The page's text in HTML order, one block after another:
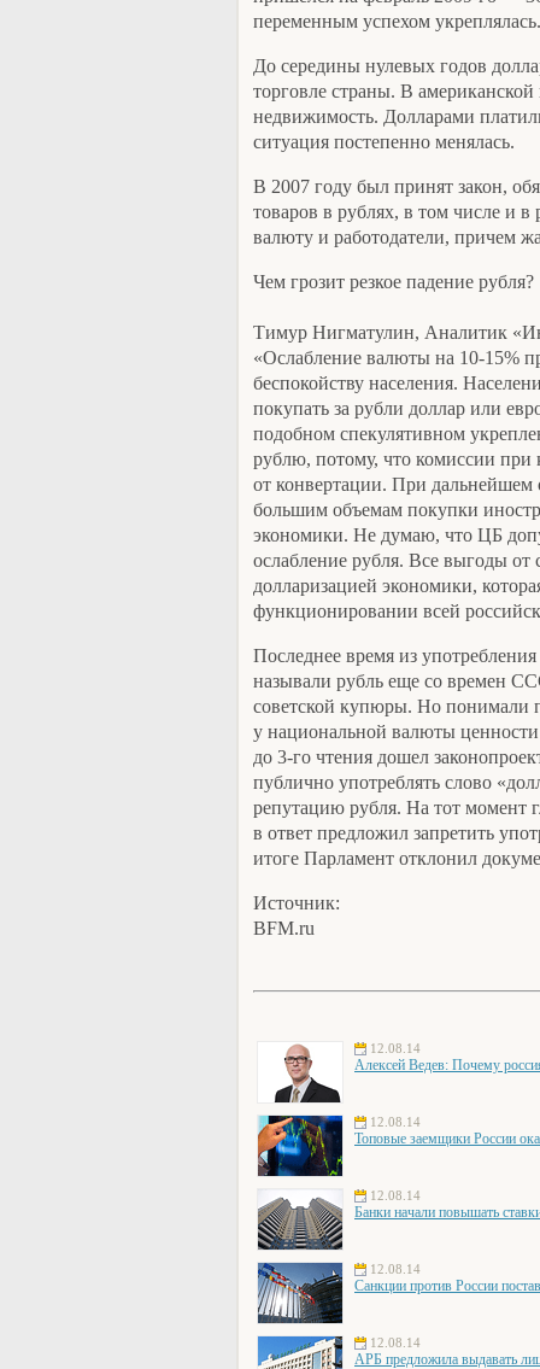
переменным успехом
До середины нулевых годов
торговле страны. В
недвижимость. Долларами
ситуация постепенно менялась.
В 2007 году был принят закон,
товаров в рублях, в том числе и
валюту и работодатели, причем
Чем грозит резкое падение рубля?
Тимур Нигматулин, Аналитик
«Ослабление валюты на 10-15%
беспокойству населения.
покупать за рубли доллар или
подобном спекулятивном
рублю, потому, что комиссии при
от конвертации. При дальнейшем
большим объемам покупки
экономики. Не думаю, что ЦБ
ослабление рубля. Все выгоды от
долларизацией экономики,
функционировании всей
Последнее время из
называли рубль еще со времен
советской купюры. Но понимали
у национальной валюты
до 3-го чтения дошел
публично употреблять слово
репутацию рубля. На тот момент
в ответ предложил запретить
итоге Парламент отклонил
Источник:
BFM.ru
12.08.14
Алексей Ведев: Почему
12.08.14
Топовые заемщики России
12.08.14
Банки начали повышать
12.08.14
Санкции против России
12.08.14
АРБ предложила выдавать